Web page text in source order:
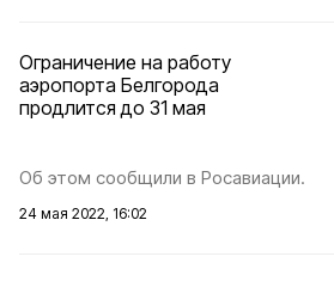
Ограничение на работу
аэропорта Белгорода
продлится до 31 мая
Об этом сообщили в Росавиации.
24 мая 2022, 16:02